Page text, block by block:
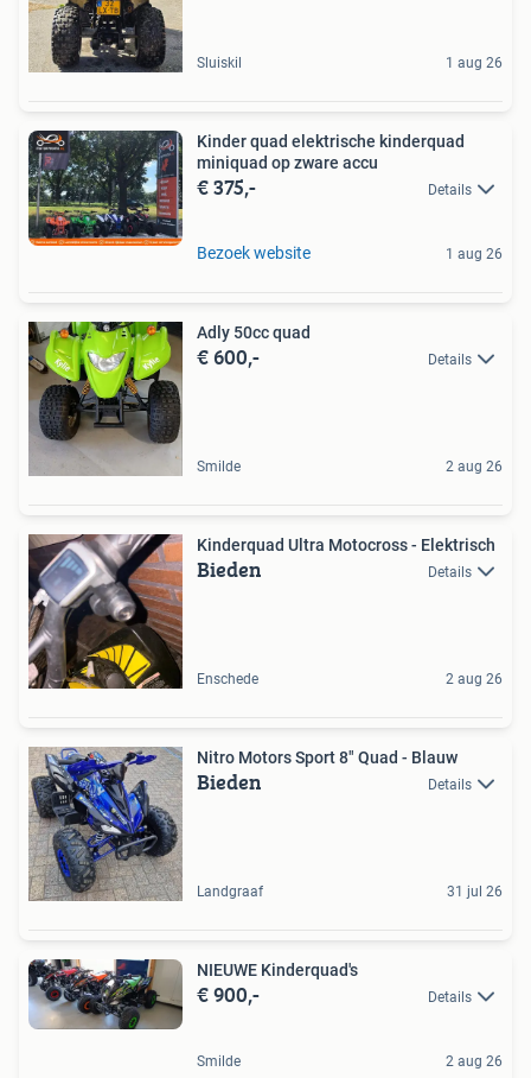
Sluiskil 1 aug 26
Kinder quad elektrische kinderquad
miniquad op zware accu
€ 375,- Details
Bezoek website 1 aug 26
Adly 50cc quad
€ 600,- Details
Smilde 2 aug 26
Kinderquad Ultra Motocross - Elektrisch
Bieden Details
Enschede 2 aug 26
Nitro Motors Sport 8" Quad - Blauw
Bieden Details
Landgraaf 31 jul 26
NIEUWE Kinderquad's
€ 900,- Details
Smilde 2 aug 26